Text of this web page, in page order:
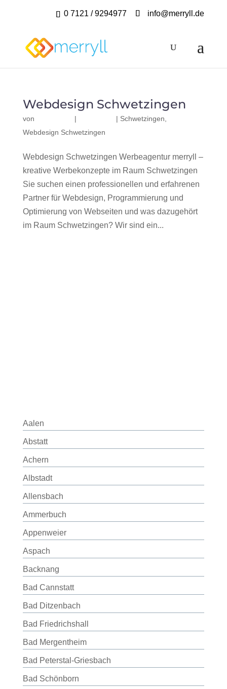
0 7121 / 9294977 info@merryll.de
Webdesign Schwetzingen
von | | Schwetzingen
Webdesign Schwetzingen
Webdesign Schwetzingen Werbeagentur merryll –
kreative Werbekonzepte im Raum Schwetzingen
Sie suchen einen professionellen und erfahrenen
Partner für Webdesign, Programmierung und
Optimierung von Webseiten und was dazugehört
im Raum Schwetzingen? Wir sind ein...
Aalen
Abstatt
Achern
Albstadt
Allensbach
Ammerbuch
Appenweier
Aspach
Backnang
Bad Cannstatt
Bad Ditzenbach
Bad Friedrichshall
Bad Mergentheim
Bad Peterstal-Griesbach
Bad Schönborn